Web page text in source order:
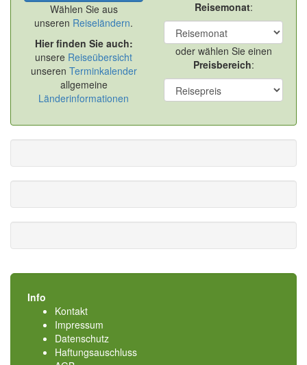
Wählen Sie aus
unseren Reiseländern.
Hier finden Sie auch:
unsere Reiseübersicht
unseren Terminkalender
allgemeine
Länderinformationen
Reisemonat:
oder wählen Sie einen
Preisbereich:
Info
Kontakt
Impressum
Datenschutz
Haftungsauschluss